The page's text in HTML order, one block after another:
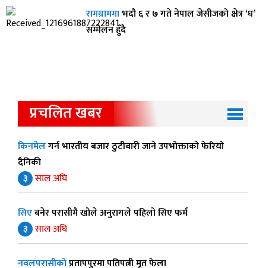
रामग्राममाभदौ ६ र ७ गते नेपाल जेसीजको क्षेत्र ‘घ’
सम्मेलन हुँदै
प्रचलित खबर
किनमेलगर्न भारतीय बजार ठुटीबारी जाने उपभोक्ताको फेरियो
दैनिकी
३ साल अघि
सिएबनेर परासीमै खोले अनुरागले पहिलो सिए फर्म
३ साल अघि
नवलपरासीकोप्रतापपुरमा पतिपत्नी मृत फेला